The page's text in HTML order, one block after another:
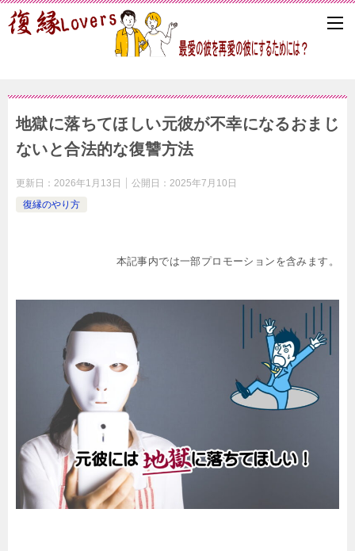
地獄に落ちてほしい元彼が不幸になるおまじ
ないと合法的な復讐方法
更新日： 2026年1月13日 公開日： 2025年7月10日
復縁のやり方
本記事内では一部プロモーションを含みます。